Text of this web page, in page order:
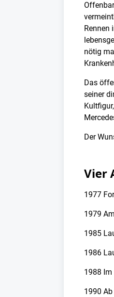
Rennen
nötig
Das
seiner
Der
Vier
1977
1979
1985
1986
1988
1990